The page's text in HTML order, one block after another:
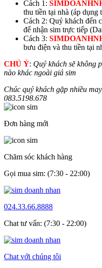
Cách 1:
thu tiền tại nhà (áp dụng
Cách 2: Quý khách đến
để nhận sim trực tiếp
Cách 3:
bưu điện và thu tiền tại
CHÚ Ý: Quý khách sẽ không
nào khác ngoài giá sim
Chúc quý khách gặp nhiều
083.5198.678
Đơn hàng mới
Chăm sóc khách hàng
Gọi mua sim: (7:30 - 22:00)
024.33.66.8888
Chat tư vấn: (7:30 - 22:00)
Chat với chúng tôi